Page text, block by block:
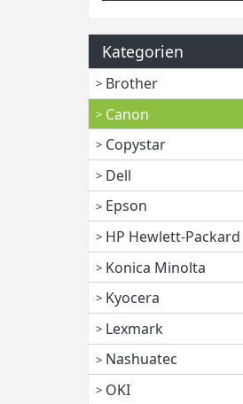
Kategorien
Brother
Canon
Copystar
Dell
Epson
HP Hewlett-Packard
Konica Minolta
Kyocera
Lexmark
Nashuatec
OKI